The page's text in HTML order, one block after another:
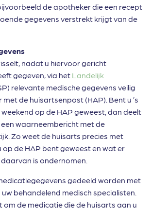
de apotheker die een recept
gegevens verstrekt krijgt van de
nadat u hiervoor gericht
gegeven, via hetLandelijk
relevante medische gegevens veilig
de huisartsenpost (HAP). Bent u ’s
op de HAP geweest, dan deelt
waarneembericht met de
Zo weet de huisarts precies met
op de HAP bent geweest en wat er
is ondernomen.
gedeeld worden met
behandelend medisch specialisten.
de medicatie die de huisarts aan u